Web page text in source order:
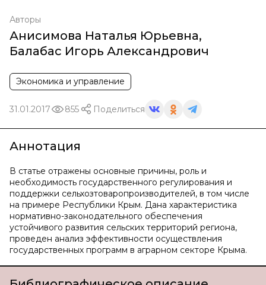
Авторы
Анисимова Наталья Юрьевна,
Балабас Игорь Александрович
Экономика и управление
31.01.2017 855 Поделиться
Аннотация
В статье отражены основные причины, роль и
необходимость государственного регулирования и
поддержки сельхозтоваропроизводителей, в том числе
на примере Республики Крым. Дана характеристика
нормативно-законодательного обеспечения
устойчивого развития сельских территорий региона,
проведен анализ эффективности осуществления
государственных программ в аграрном секторе Крыма.